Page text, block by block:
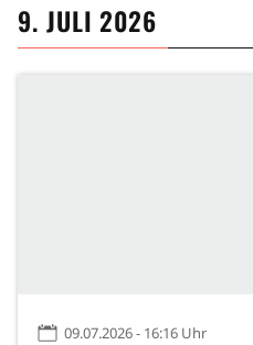
9. JULI 2026
09.07.2026 - 16:16 Uhr